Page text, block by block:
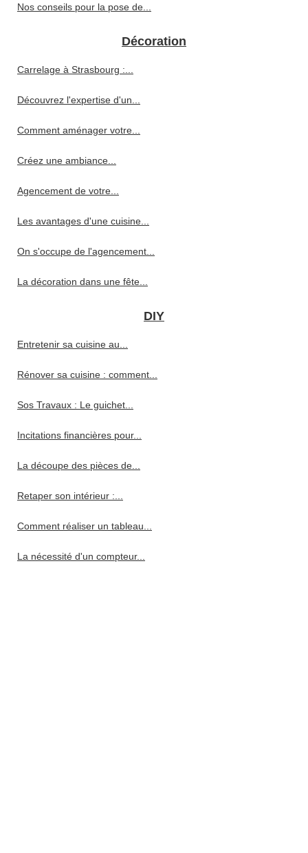
Nos conseils pour la pose de...
Décoration
Carrelage à Strasbourg :...
Découvrez l'expertise d'un...
Comment aménager votre...
Créez une ambiance...
Agencement de votre...
Les avantages d'une cuisine...
On s'occupe de l'agencement...
La décoration dans une fête...
DIY
Entretenir sa cuisine au...
Rénover sa cuisine : comment...
Sos Travaux : Le guichet...
Incitations financières pour...
La découpe des pièces de...
Retaper son intérieur :...
Comment réaliser un tableau...
La nécessité d'un compteur...